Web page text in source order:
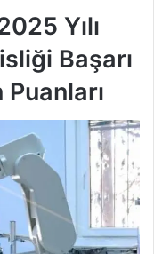
Yılı
Başarı
Puanları